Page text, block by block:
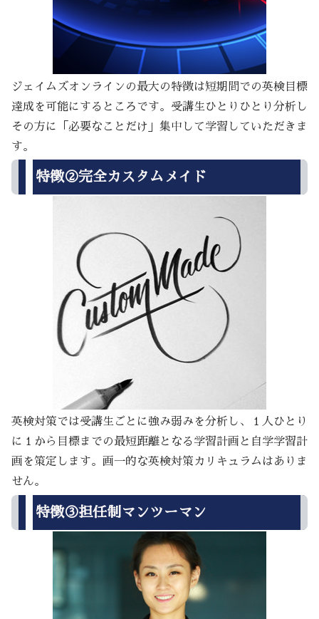
ジェイムズオンラインの最大の特徴は短期間での英検目標
達成を可能にするところです。受講生ひとりひとり分析し
その方に「必要なことだけ」集中して学習していただきま
す。
特徴②完全カスタムメイド
英検対策では受講生ごとに強み弱みを分析し、１人ひとり
に１から目標までの最短距離となる学習計画と自学学習計
画を策定します。画一的な英検対策カリキュラムはありま
せん。
特徴③担任制マンツーマン